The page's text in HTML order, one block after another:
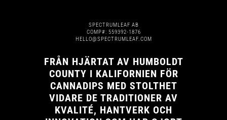
SPECTRUMLEAF AB
COMP#: 559392-1876
HELLO@SPECTRUMLEAF.COM
FRÅN HJÄRTAT AV HUMBOLDT
COUNTY I KALIFORNIEN FÖR
CANNADIPS MED STOLTHET
VIDARE DE TRADITIONER AV
KVALITÉ, HANTVERK OCH